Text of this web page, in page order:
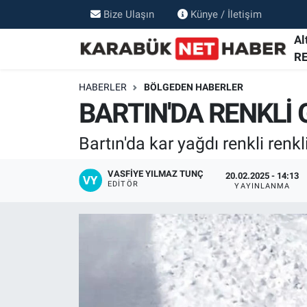
Bize Ulaşın Künye / İletişim
HABERLER BÖLGEDEN HABERLER
BARTIN'DA RENKLİ
Bartın'da kar yağdı renkli
VASFIYE YILMAZ TUNÇ
EDITÖR
20.02.2025 - 14:13
YAYINLANMA